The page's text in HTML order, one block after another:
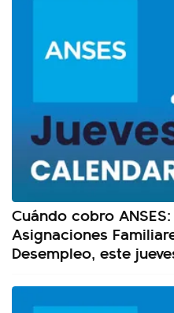
Cuándo cobro
Asignaciones
Desempleo, este